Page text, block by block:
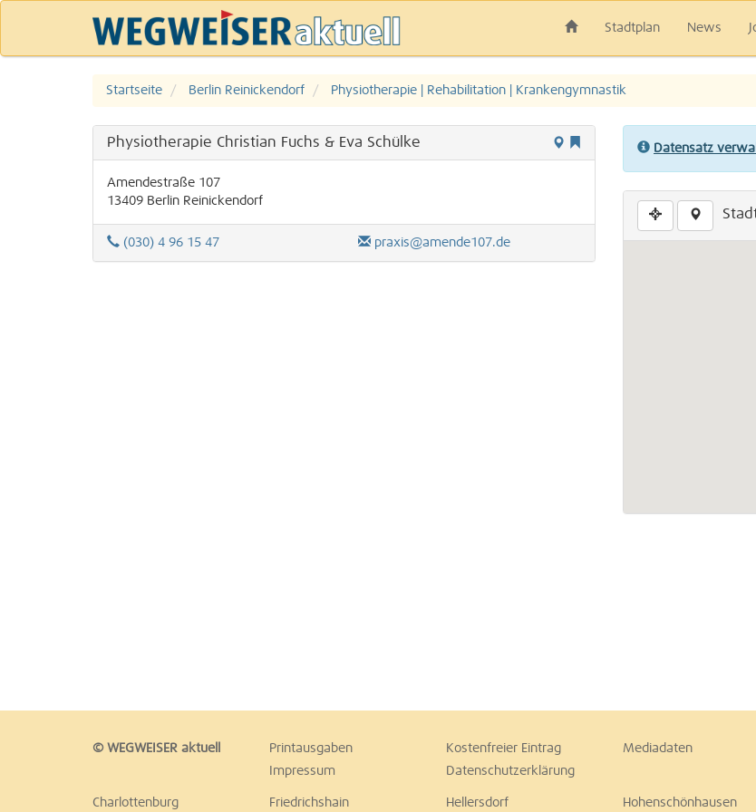
Stadtplan News
Startseite Berlin Reinickendorf Physiotherapie | Rehabilitation | Krankengymnastik
Physiotherapie Christian Fuchs & Eva Schülke
Amendestraße 107
13409 Berlin Reinickendorf
(030) 4 96 15 47 praxis@amende107.de
Datensatz
© WEGWEISER aktuell Printausgaben Kostenfreier Eintrag Mediadaten
Impressum
Datenschutzerklärung
Charlottenburg Friedrichshain Hellersdorf Hohenschönhausen